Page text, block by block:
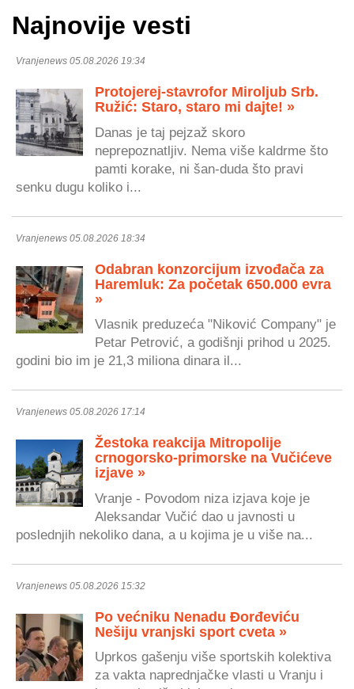
Najnovije vesti
Vranjenews 05.08.2026 19:34
Protojerej-stavrofor Miroljub Srb.
Ružić: Staro, staro mi dajte! »
Danas je taj pejzaž skoro
neprepoznatljiv. Nema više kaldrme što
pamti korake, ni šan-duda što pravi
senku dugu koliko i...
Vranjenews 05.08.2026 18:34
Odabran konzorcijum izvođača za
Haremluk: Za početak 650.000 evra
»
Vlasnik preduzeća "Niković Company" je
Petar Petrović, a godišnji prihod u 2025.
godini bio im je 21,3 miliona dinara il...
Vranjenews 05.08.2026 17:14
Žestoka reakcija Mitropolije
crnogorsko-primorske na Vučićeve
izjave »
Vranje - Povodom niza izjava koje je
Aleksandar Vučić dao u javnosti u
poslednjih nekoliko dana, a u kojima je u više na...
Vranjenews 05.08.2026 15:32
Po većniku Nenadu Đorđeviću
Nešiju vranjski sport cveta »
Uprkos gašenju više sportskih kolektiva
za vakta naprednjačke vlasti u Vranju i